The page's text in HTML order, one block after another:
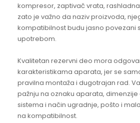
kompresor, zaptivač vrata,
zato je važno da naziv proizvoda,
kompatibilnost budu jasno povezani
upotrebom.
Kvalitetan rezervni deo mora
karakteristikama aparata, jer se
pravilna montaža i dugotrajan rad.
pažnju na oznaku aparata,
sistema i način ugradnje, pošto i
na kompatibilnost.